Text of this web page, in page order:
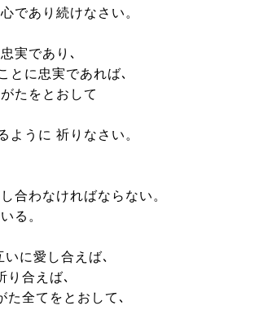
であり続けなさい。
実であり､
とに忠実であれば､
たをとおして
ように 祈りなさい。
合わなければならない。
る。
に愛し合えば､
り合えば､
た全てをとおして､